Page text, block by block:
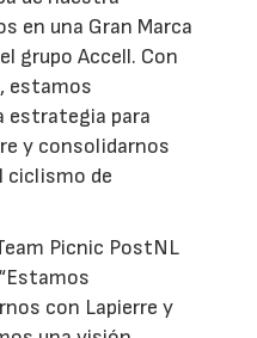
en una Gran Marca
grupo Accell. Con
estamos
estrategia para
y consolidarnos
ciclismo de
Picnic PostNL
con Lapierre y